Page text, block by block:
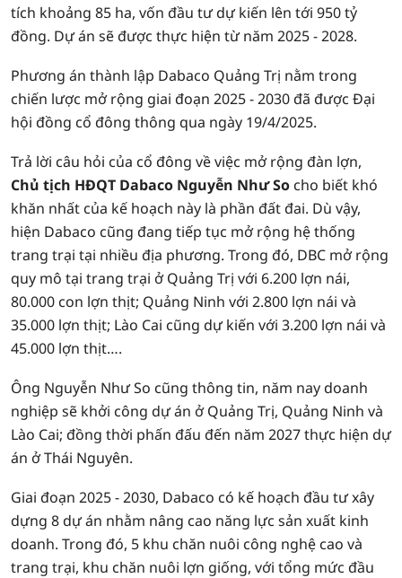
tích khoảng 85 ha, vốn đầu tư dự kiến lên tới 950 tỷ
đồng. Dự án sẽ được thực hiện từ năm 2025 - 2028.
Phương án thành lập Dabaco Quảng Trị nằm trong
chiến lược mở rộng giai đoạn 2025 - 2030 đã được Đại
hội đồng cổ đông thông qua ngày 19/4/2025.
Trả lời câu hỏi của cổ đông về việc mở rộng đàn lợn,
Chủ tịch HĐQT Dabaco Nguyễn Như So cho biết khó
khăn nhất của kế hoạch này là phần đất đai. Dù vậy,
hiện Dabaco cũng đang tiếp tục mở rộng hệ thống
trang trại tại nhiều địa phương. Trong đó, DBC mở rộng
quy mô tại trang trại ở Quảng Trị với 6.200 lợn nái,
80.000 con lợn thịt; Quảng Ninh với 2.800 lợn nái và
35.000 lợn thịt; Lào Cai cũng dự kiến với 3.200 lợn nái và
45.000 lợn thịt….
Ông Nguyễn Như So cũng thông tin, năm nay doanh
nghiệp sẽ khởi công dự án ở Quảng Trị, Quảng Ninh và
Lào Cai; đồng thời phấn đấu đến năm 2027 thực hiện dự
án ở Thái Nguyên.
Giai đoạn 2025 - 2030, Dabaco có kế hoạch đầu tư xây
dựng 8 dự án nhằm nâng cao năng lực sản xuất kinh
doanh. Trong đó, 5 khu chăn nuôi công nghệ cao và
trang trại, khu chăn nuôi lợn giống, với tổng mức đầu